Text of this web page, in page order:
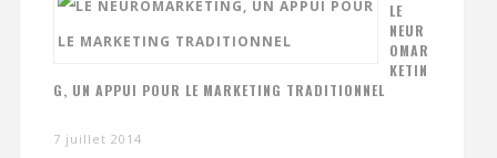
LE
NEUR
OMAR
KETIN
G, UN APPUI POUR LE MARKETING TRADITIONNEL
7 juillet 2014